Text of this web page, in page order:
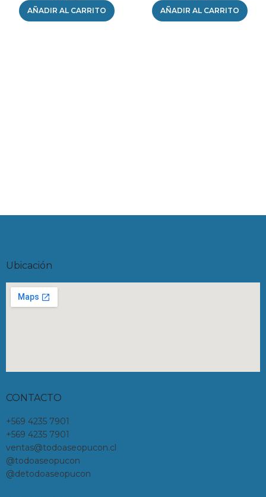
AÑADIR AL CARRITO AÑADIR AL CARRITO
Ubicación
CONTACTO
+569 4235 7901
+569 4235 7901
ventas@todoaseopucon.cl
@todoaseopucon
@detodoaseopucon